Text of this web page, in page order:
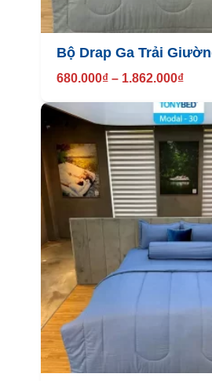
Bộ Drap Ga Trải
680.000₫ – 1.862.000₫